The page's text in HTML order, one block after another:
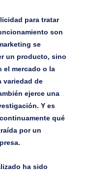
para tratar
son
se
un producto, sino
el mercado o la
variedad de
ejerce una
Y es
qué
por un
ha sido